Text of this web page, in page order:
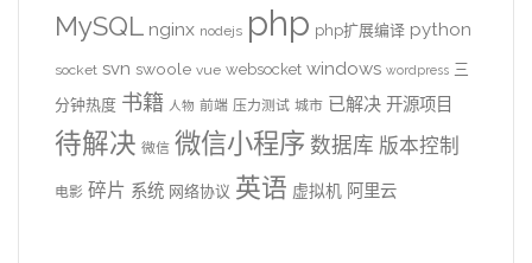
MySQL nginx nodejs php php扩展编译 python
socket svn swoole vue websocket windows wordpress 三
分钟热度 书籍 人物 前端 压力测试 城市 已解决 开源项目
待解决 微信 微信小程序 数据库 版本控制
电影 碎片 系统 网络协议 英语 虚拟机 阿里云